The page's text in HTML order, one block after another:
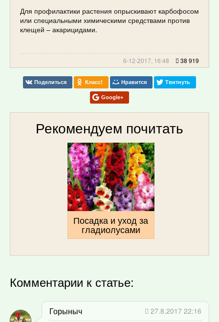
Для профилактики растения опрыскивают карбофосом
или специальными химическими средствами против
клещей – акарицидами.
6-12-2017, 16:48 38 919
Поделиться Класс! Нравится Твитнуть
Google+
Рекомендуем почитать
Посадка и уход за
гладиолусами
Комментарии к статье:
Горыныч
27.8.2017 22:16